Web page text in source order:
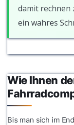
damit rechnen
ein wahres
Wie Ihnen
Bis man sich im